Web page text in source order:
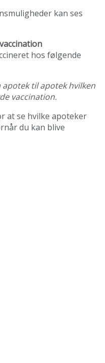
kan ses
hos følgende
til apotek hvilken
vaccination.
at se hvilke apoteker
du kan blive